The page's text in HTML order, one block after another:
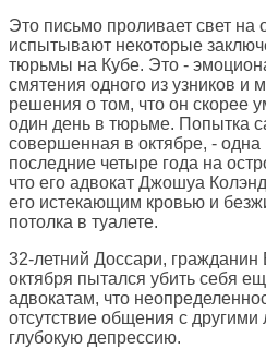
Это письмо проливает свет на
испытывают некоторые
тюрьмы на Кубе. Это -
смятения одного из узников и
решения о том, что он скорее
один день в тюрьме. Попытка
совершенная в октябре, -
последние четыре года на
что его адвокат Джошуа
его истекающим кровью и
потолка в туалете.
32-летний Доссари, гражданин
октября пытался убить себя
адвокатам, что
отсутствие общения с
глубокую депрессию.